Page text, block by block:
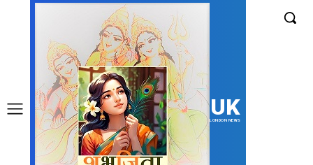
UK
LONDON NEWS